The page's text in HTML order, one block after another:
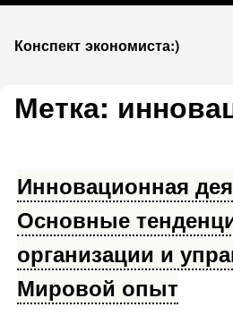
Конспект экономиста:)
Метка:
Инновационная
Основные
организации и
Мировой опыт